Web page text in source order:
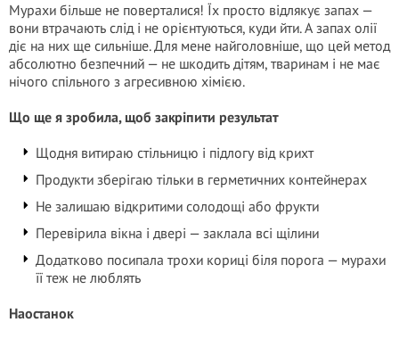
Мурахи більше не поверталися! Їх просто відлякує запах —
вони втрачають слід і не орієнтуються, куди йти. А запах олії
діє на них ще сильніше. Для мене найголовніше, що цей метод
абсолютно безпечний — не шкодить дітям, тваринам і не має
нічого спільного з агресивною хімією.
Що ще я зробила, щоб закріпити результат
Щодня витираю стільницю і підлогу від крихт
Продукти зберігаю тільки в герметичних контейнерах
Не залишаю відкритими солодощі або фрукти
Перевірила вікна і двері — заклала всі щілини
Додатково посипала трохи кориці біля порога — мурахи
її теж не люблять
Наостанок